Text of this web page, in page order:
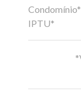
Condomínio*
IPTU*